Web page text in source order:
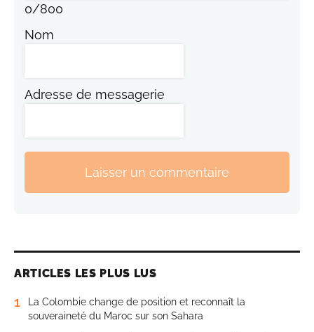
0/800
Nom
Adresse de messagerie
Laisser un commentaire
ARTICLES LES PLUS LUS
1
La Colombie change de position et reconnaît la
souveraineté du Maroc sur son Sahara